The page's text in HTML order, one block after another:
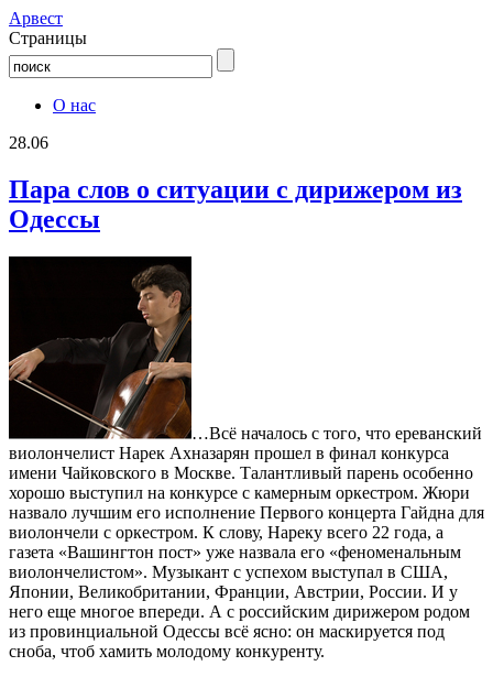
Aрвест
Страницы
О нас
28.06
Пара слов о ситуации с дирижером из
Одессы
…Всё началось с того, что ереванский
виолончелист Нарек Ахназарян прошел в финал конкурса
имени Чайковского в Москве. Талантливый парень особенно
хорошо выступил на конкурсе с камерным оркестром. Жюри
назвало лучшим его исполнение Первого концерта Гайдна для
виолончели с оркестром. К слову, Нареку всего 22 года, а
газета «Вашингтон пост» уже назвала его «феноменальным
виолончелистом». Музыкант с успехом выступал в США,
Японии, Великобритании, Франции, Австрии, России. И у
него еще многое впереди. А с российским дирижером родом
из провинциальной Одессы всё ясно: он маскируется под
сноба, чтоб хамить молодому конкуренту.